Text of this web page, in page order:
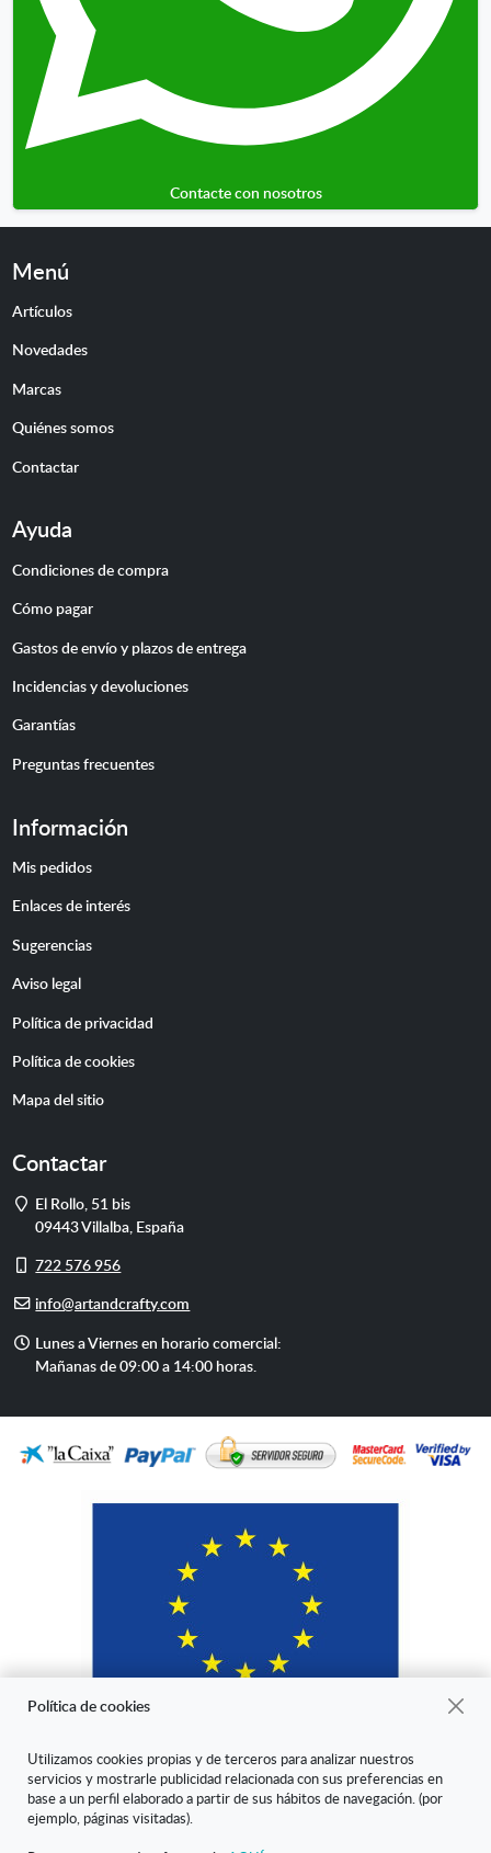
Contacte con nosotros
Menú
Artículos
Novedades
Marcas
Quiénes somos
Contactar
Ayuda
Condiciones de compra
Cómo pagar
Gastos de envío y plazos de entrega
Incidencias y devoluciones
Garantías
Preguntas frecuentes
Información
Mis pedidos
Enlaces de interés
Sugerencias
Aviso legal
Política de privacidad
Política de cookies
Mapa del sitio
Contactar
Dirección
El Rollo, 51 bis
09443Villalba España
Móvil
722 576 956
E-info@artandcrafty.com
Horario
de
Lunes a Viernes en horario comercial:
Mañanas de 09:00 a 14:00 horas.
"ARANDA ARTE-VÉRTICE SL ha sido beneficiaria del Fondo Europeo
de Desarrollo Regional cuyo objetivo es mejorar la competitividad de
las Pymes y gracias al cual ha puesto en marcha un Plan de Marketing
Política de cookies
Utilizamos cookies propias y de terceros para analizar nuestros
servicios y mostrarle publicidad relacionada con sus preferencias en
base a un perfil elaborado a partir de sus hábitos de navegación. (por
ejemplo, páginas visitadas).